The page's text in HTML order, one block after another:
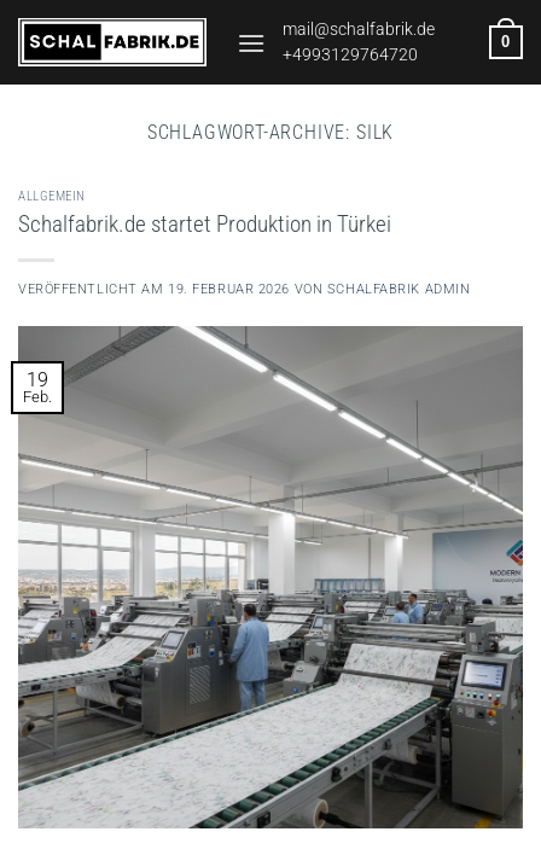
Zum
Inhalt
springen
mail@schalfabrik.de
+4993129764720
0
SCHLAGWORT-ARCHIVE: SILK
ALLGEMEIN
Schalfabrik.de startet Produktion in Türkei
VERÖFFENTLICHT AM 19. FEBRUAR 2026 VON SCHALFABRIK ADMIN
19
Feb.